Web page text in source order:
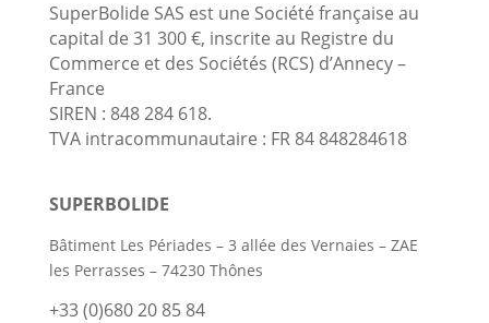
SuperBolide SAS est une Société française au
capital de 31 300 €, inscrite au Registre du
Commerce et des Sociétés (RCS) d’Annecy –
France
SIREN : 848 284 618.
TVA intracommunautaire : FR 84 848284618
SUPERBOLIDE
Bâtiment Les Périades – 3 allée des Vernaies – ZAE
les Perrasses – 74230 Thônes
+33 (0)680 20 85 84